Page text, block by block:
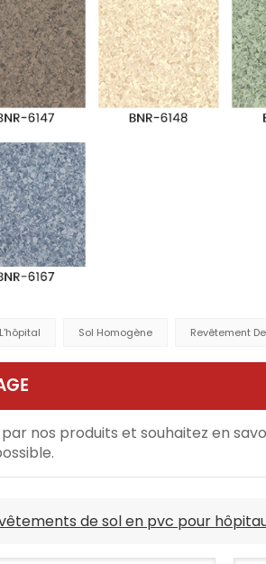
Sol Homogène Revêtement
nos produits et souhaitez en
de sol en pvc pour